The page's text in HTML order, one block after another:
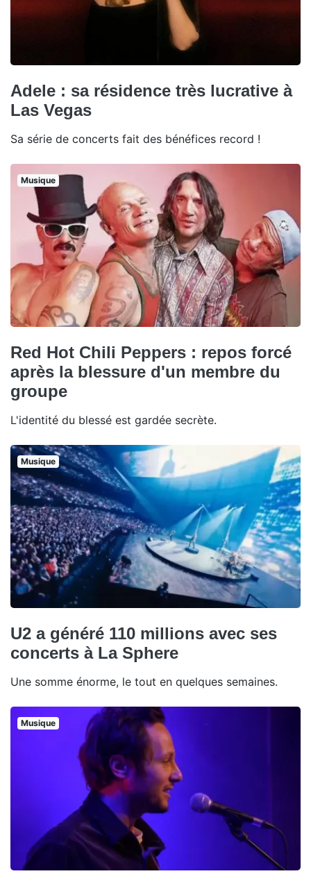
Adele : sa résidence très lucrative à
Las Vegas
Sa série de concerts fait des bénéfices record !
Musique
Red Hot Chili Peppers : repos forcé
après la blessure d'un membre du
groupe
L'identité du blessé est gardée secrète.
Musique
U2 a généré 110 millions avec ses
concerts à La Sphere
Une somme énorme, le tout en quelques semaines.
Musique